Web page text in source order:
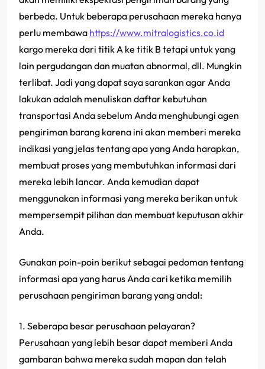
berbeda. Untuk beberapa perusahaan mereka hanya
perlu membawa https://www.mitralogistics.co.id
kargo mereka dari titik A ke titik B tetapi untuk yang
lain pergudangan dan muatan abnormal, dll. Mungkin
terlibat. Jadi yang dapat saya sarankan agar Anda
lakukan adalah menuliskan daftar kebutuhan
transportasi Anda sebelum Anda menghubungi agen
pengiriman barang karena ini akan memberi mereka
indikasi yang jelas tentang apa yang Anda harapkan,
membuat proses yang membutuhkan informasi dari
mereka lebih lancar. Anda kemudian dapat
menggunakan informasi yang mereka berikan untuk
mempersempit pilihan dan membuat keputusan akhir
Anda.
Gunakan poin-poin berikut sebagai pedoman tentang
informasi apa yang harus Anda cari ketika memilih
perusahaan pengiriman barang yang andal:
1. Seberapa besar perusahaan pelayaran?
Perusahaan yang lebih besar dapat memberi Anda
gambaran bahwa mereka sudah mapan dan telah